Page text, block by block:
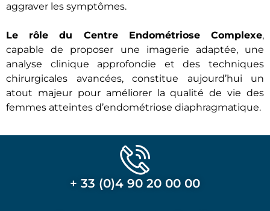
aggraver les symptômes.
Le rôle du Centre Endométriose Complexe,
capable de proposer une imagerie adaptée, une
analyse clinique approfondie et des techniques
chirurgicales avancées, constitue aujourd’hui un
atout majeur pour améliorer la qualité de vie des
femmes atteintes d’endométriose diaphragmatique.
+ 33 (0)4 90 20 00 00